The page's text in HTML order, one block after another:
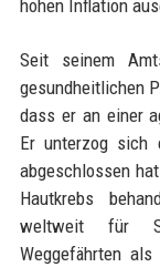
hohen Inflation
Seit seinem
gesundheitlichen
dass er an einer
Er unterzog sich
abgeschlossen
Hautkrebs
weltweit für
Weggefährten